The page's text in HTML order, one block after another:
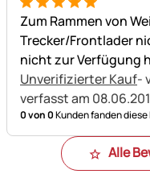
5 von 5
Zum Rammen von
Trecker/Frontlader
nicht zur Verfügung
Unverifizierter Kauf-
verfasst am
0 von 0Kunden fanden
Alle